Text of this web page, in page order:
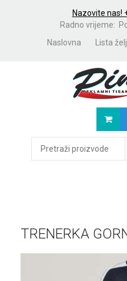
Nazovite nas!
Radno vrijeme:
Naslovna
Lista
TRENERKA